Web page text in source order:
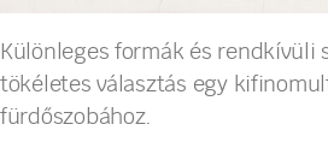
Különleges formák és rendkívüli
tökéletes választás egy
fürdőszobához.